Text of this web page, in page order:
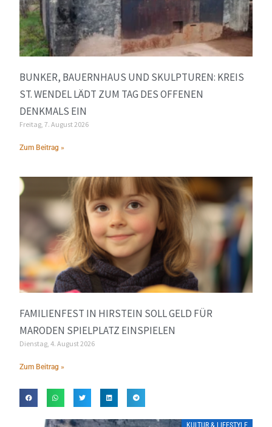
BUNKER, BAUERNHAUS UND SKULPTUREN: KREIS
ST. WENDEL LÄDT ZUM TAG DES OFFENEN
DENKMALS EIN
Freitag, 7. August 2026
Zum Beitrag »
FAMILIENFEST IN HIRSTEIN SOLL GELD FÜR
MARODEN SPIELPLATZ EINSPIELEN
Dienstag, 4. August 2026
Zum Beitrag »
KULTUR & LIFESTYLE